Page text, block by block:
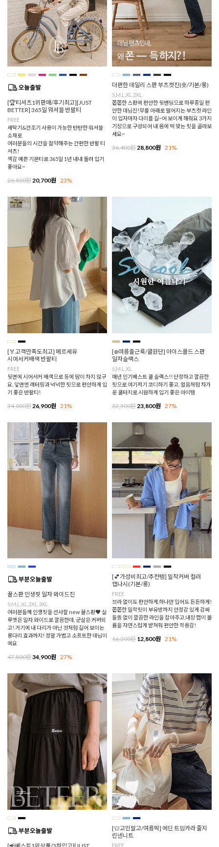
[🏆티셔츠1위판매/후기최고][JUST
BETTER] 365일 워셔블 반팔티
FREE
세탁기&건조기 사용이 가능한 탄탄한 워셔블
소재로
여러분들의 시간을 절약해주는 간편한 반팔 티
셔츠!
색감 예쁜 기본티로 365일 1년 내내 돌려 입기
좋아요~
26,800원 20,700원 23%
더편한 데일리 스판 부츠컷진(숏/기본/롱)
S,M,L,XL,2XL
쫀쫀한 스판에 편안한 뒷밴딩으로 하루종일 편
안한 데님진!무릎 아래로 떨어지는 부츠컷 라인
이 입자마자 다리를 길~어 보이게 해줘요 3가지
기장으로 구성되어 내 몸에 딱 맞는 핏을 골라보
세요~
36,400원 28,800원 21%
[🏅고객만족도최고] 메르세유
시어서커배색 반팔티
FREE
뒷면에 시어서커 배색으로 등에 땀이 차지 않구
요, 앞면엔 레터링과 넉넉한 핏으로 편안하게 입
기 좋은 반팔티!
34,000원 26,900원 21%
[❄️여름출근룩/쿨원단] 아이스콜드 스판
일자슬랙스
S,M,L,XL
매년 인기베스트 쿨 슬랙스!! 단정하고 깔끔한
핏으로 여기저기 코디하기 좋고, 얼음처럼 차가
운 쿨터치로 시원하게 입기 좋은 아이템
32,500원 23,800원 27%
꿀스판 인생핏 일자 와이드진
S,M,L,XL,2XL,3XL
여러분들께 인생핏을 선사할 new 꿀스판♥ 실
루엣은 일자 와이드로 깔끔한데, 군살은 커버되
고! 거기에 내 다리가 아닌 것처럼 길어 보이는
롱다리 효과까지! 정말 가볍고 소프트한 데님이
에요
47,800원34,900원 27%
[💕가성비최고/추천템] 밀착커버 컬러
캡나시(기본/롱)
FREE
브라 없이도 편안하게,하나만 입어도 든든하게!
쫀쫀한 밀착핏이 부유방까지 안정감 있게 감싸
들뜸 없이 깔끔한 라인을 잡아주고,내장 캡이 볼
륨을 자연스럽게 받쳐줘 편안한 착용감!
16,200원 12,800원 21%
[👕고민말고/여름딱] 에딘 트임카라 줄지
린넨니트
FREE